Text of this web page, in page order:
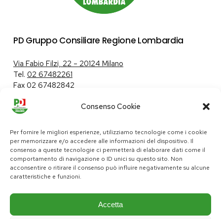
Consenso Cookie
Per fornire le migliori esperienze, utilizziamo tecnologie come i cookie
per memorizzare e/o accedere alle informazioni del dispositivo. Il
consenso a queste tecnologie ci permetterà di elaborare dati come il
comportamento di navigazione o ID unici su questo sito. Non
acconsentire o ritirare il consenso può influire negativamente su alcune
caratteristiche e funzioni.
Accetta
PD Gruppo Consiliare Regione Lombardia
Via Fabio Filzi, 22 – 20124 Milano
Tel. 02 67482261
Fax 02 67482842
Tutela dei dati personali|Politica sui cookie
pd@consiglio.regione.lombardia.it
ufficiostampa.pd@consiglio.regione.lombardia.it
Pagine Facebook Gruppo Consiliare PD LombardiaPagina Messenger Gruppo Consiliare PD LombardiaPagina Instagram Gruppo PD LombardiaPagina Youtube Gruppo PD Lombardia